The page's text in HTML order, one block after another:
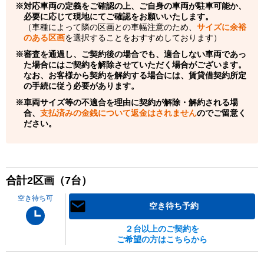
対応車両の定義をご確認の上、ご自身の車両が駐車可能か、
必要に応じて現地にてご確認をお願いいたします。
（車種によって隣の区画との車幅注意のため、 サイズに余裕
のある区画を選択することをおすすめしております）
審査を通過し、ご契約後の場合でも、適合しない車両であっ
た場合にはご契約を解除させていただく場合がございます。
なお、お客様から契約を解約する場合には、賃貸借契約所定
の手続に従う必要があります。
車両サイズ等の不適合を理由に契約が解除・解約される場
合、 支払済みの金銭について返金はされませんのでご留意く
ださい。
合計2区画（7台）
空き待ち可
空き待ち予約
２台以上のご契約を
ご希望の方はこちらから